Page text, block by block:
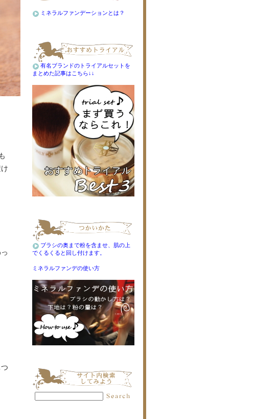
ミネラルファンデーションとは？
有名ブランドのトライアルセットを
まとめた記事はこちら↓↓
ブラシの奥まで粉を含ませ、肌の上
でくるくると回し付けます。
ミネラルファンデの使い方